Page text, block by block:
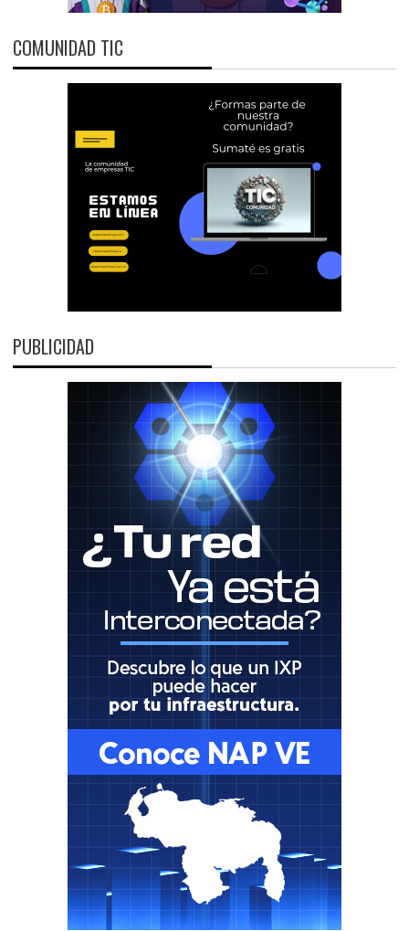
COMUNIDAD TIC
PUBLICIDAD